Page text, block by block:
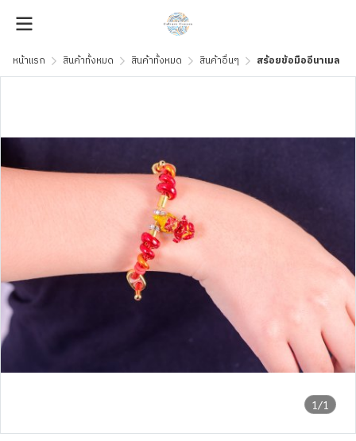
หน้าแรก สินค้าทั้งหมด สินค้าทั้งหมด สินค้าอื่นๆ สร้อยข้อมืออีนาเมล
1/1